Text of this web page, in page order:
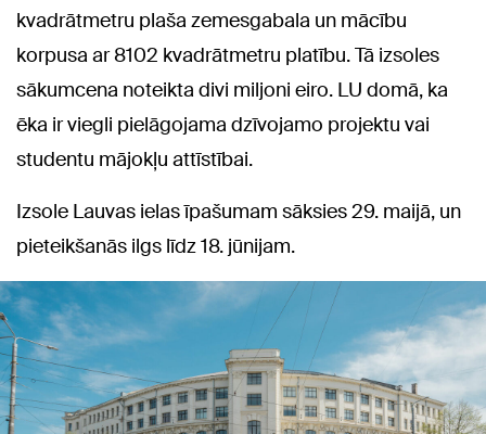
kvadrātmetru plaša zemesgabala un mācību
korpusa ar 8102 kvadrātmetru platību. Tā izsoles
sākumcena noteikta divi miljoni eiro. LU domā, ka
ēka ir viegli pielāgojama dzīvojamo projektu vai
studentu mājokļu attīstībai.
Izsole Lauvas ielas īpašumam sāksies 29. maijā, un
pieteikšanās ilgs līdz 18. jūnijam.